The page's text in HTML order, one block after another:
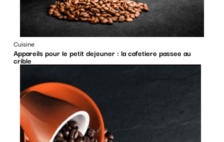
Cuisine
Appareils pour le petit dejeuner : la cafetiere passee au
crible